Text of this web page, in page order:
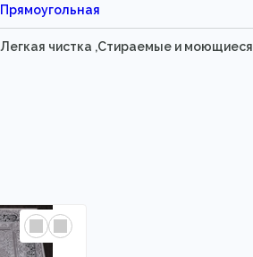
Прямоугольная
Легкая чистка ,Стираемые и моющиеся